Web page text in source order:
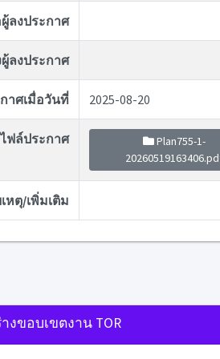
ลงประกาศ
ลงประกาศ
าศเมื่อวันที่ 2025-08-20
ไฟล์ประกาศ
Plan755-1-
หตุ/เพิ่มเติม
งขอบเขตงาน TOR